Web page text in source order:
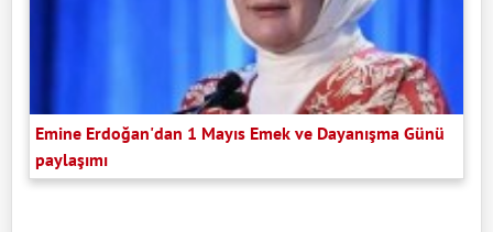
Emine Erdoğan'dan 1 Mayıs Emek ve Dayanışma Günü
paylaşımı